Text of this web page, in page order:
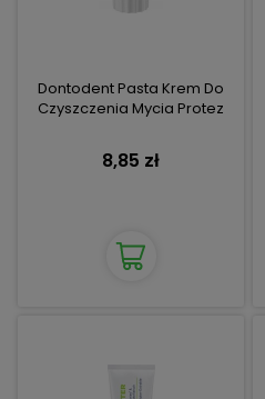
Dontodent Pasta Krem Do
Czyszczenia Mycia Protez
8,85 zł